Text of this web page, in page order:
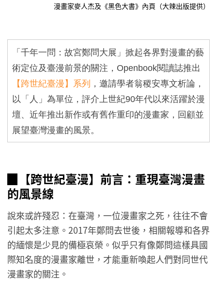
漫畫家麥人杰及《黑色大書》內頁（大辣出版提供）
「千年一問：故宮鄭問大展」掀起各界對漫畫的藝
術定位及臺漫前景的關注， Openbook閱讀誌推出
【跨世紀臺漫】系列
，邀請學者翁稷安專文析論，
以「人」為單位，評介上世紀90年代以來活躍於漫
壇、近年推出新作或有舊作重印的漫畫家，回顧並
展望臺灣漫畫的風景。
▉【跨世紀臺漫】前言：重現臺灣漫畫
的風景線
說來或許殘忍：在臺灣，一位漫畫家之死，往往不會
引起太多注意。2017年鄭問去世後，相關報導和各界
的緬懷是少見的備極哀榮。似乎只有像鄭問這樣具國
際知名度的漫畫家離世，才能重新喚起人們對同世代
漫畫家的關注。